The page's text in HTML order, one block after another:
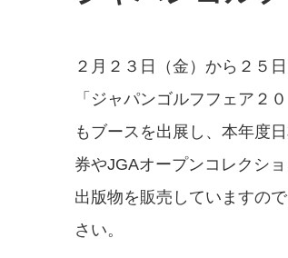
２月２３日（金）から２５
「ジャパンゴルフフェア２
もブースを出展し、本年度
券やJGAオープンコレクシ
出版物を販売していますの
さい。